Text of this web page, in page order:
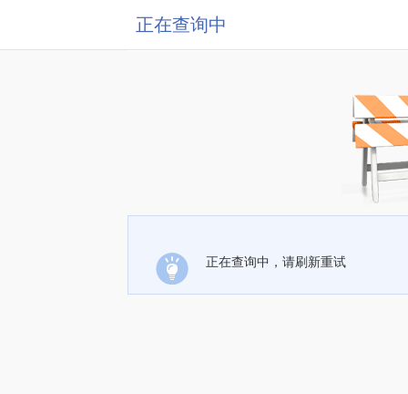
正在查询中
正在查询中，请刷新重试